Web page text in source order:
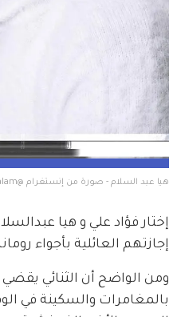
هيا عبد السلام - صورة من إنستغرام @haya_abdul_salam
إختار فؤاد علي و هيا
إجازتهم العائلية بأجواء
ومن الواضح أن الثنائي
بالمغامرات والسكينة في